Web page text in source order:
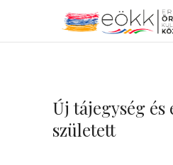
Új tájegység és
született